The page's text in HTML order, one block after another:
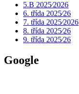
5.B 2025⁄2026
6. třída 2025⁄26
7. třída 2025⁄2026
8. třída 2025⁄26
9. třída 2025⁄26
Google